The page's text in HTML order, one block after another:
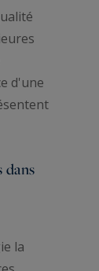
d'une
dans
la